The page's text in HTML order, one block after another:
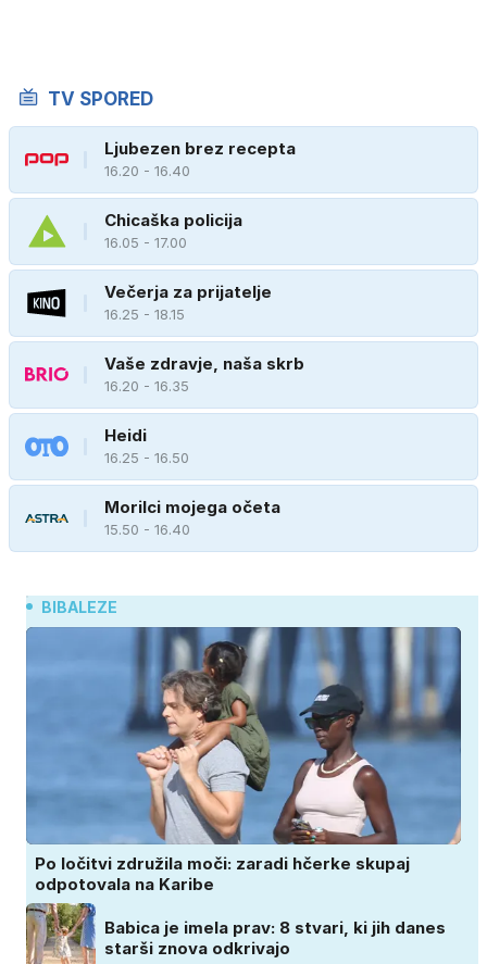
TV SPORED
Ljubezen brez recepta
16.20 - 16.40
Chicaška policija
16.05 - 17.00
Večerja za prijatelje
16.25 - 18.15
Vaše zdravje, naša skrb
16.20 - 16.35
Heidi
16.25 - 16.50
Morilci mojega očeta
15.50 - 16.40
BIBALEZE
Po ločitvi združila moči: zaradi hčerke skupaj
odpotovala na Karibe
Babica je imela prav: 8 stvari, ki jih danes
starši znova odkrivajo